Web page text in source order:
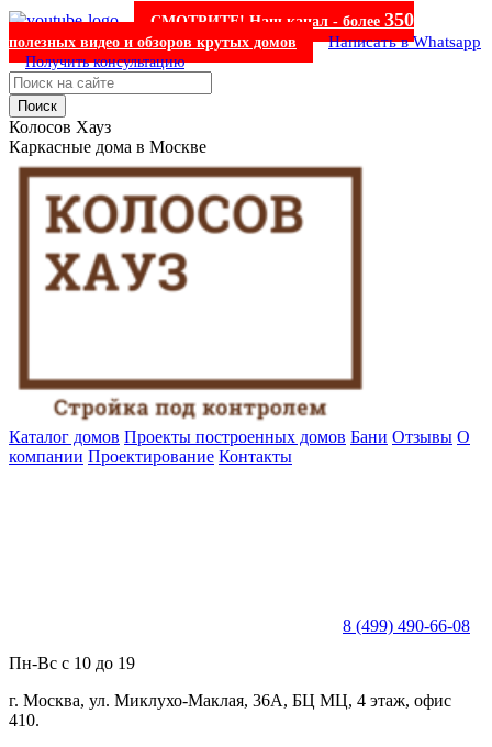
СМОТРИТЕ! Наш канал - более 350
полезных видео и обзоров крутых домов Написать в Whatsapp
Получить консультацию
Поиск
Колосов Хауз
Каркасные дома в Москве
Каталог домов Проекты построенных домов Бани Отзывы О
компании Проектирование Контакты
8 (499) 490-66-08
Пн-Вс с 10 до 19
г. Москва, ул. Миклухо-Маклая, 36А, БЦ МЦ, 4 этаж, офис
410.